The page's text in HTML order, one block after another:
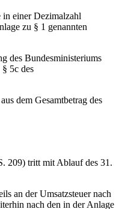
in einer Dezimalzahl
zu § 1 genannten
des Bundesministeriums
5c des
dem Gesamtbetrag des
209) tritt mit Ablauf des 31.
an der Umsatzsteuer nach
nach den in der Anlage